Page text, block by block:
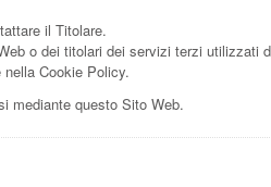
il Titolare.
o dei titolari dei servizi terzi utilizzati
Cookie Policy.
mediante questo Sito Web.